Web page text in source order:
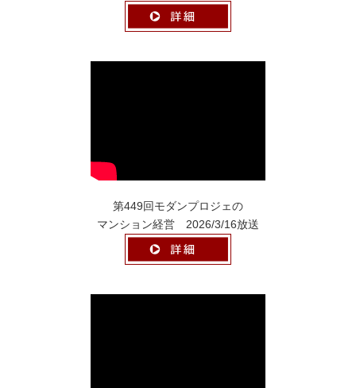
第449回モダンプロジェの
マンション経営 2026/3/16放送